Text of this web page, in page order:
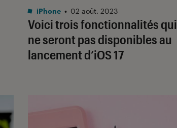
Voici trois fonctionnalités qui
ne seront pas disponibles au
lancement d’iOS 17
iPhone • 02 août. 2023